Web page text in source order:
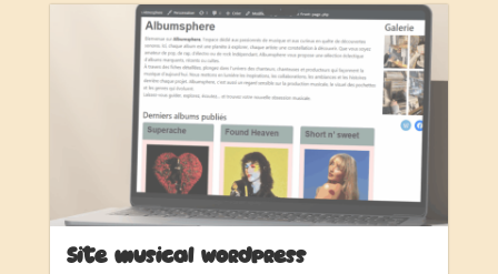
Site musical wordpress